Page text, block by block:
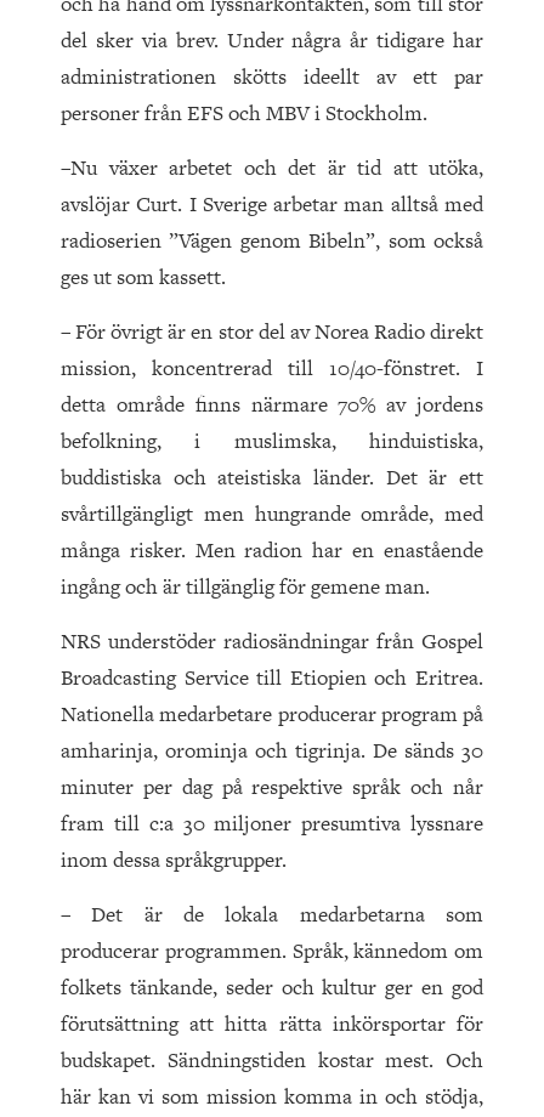
del sker via brev. Under några år tidigare har
administrationen skötts ideellt av ett par
personer från EFS och MBV i Stockholm.
–Nu växer arbetet och det är tid att utöka,
avslöjar Curt. I Sverige arbetar man alltså med
radioserien ”Vägen genom Bibeln”, som också
ges ut som kassett.
– För övrigt är en stor del av Norea Radio direkt
mission, koncentrerad till 10/40-fönstret. I
detta område finns närmare 70% av jordens
befolkning, i muslimska, hinduistiska,
buddistiska och ateistiska länder. Det är ett
svårtillgängligt men hungrande område, med
många risker. Men radion har en enastående
ingång och är tillgänglig för gemene man.
NRS understöder radiosändningar från Gospel
Broadcasting Service till Etiopien och Eritrea.
Nationella medarbetare producerar program på
amharinja, orominja och tigrinja. De sänds 30
minuter per dag på respektive språk och når
fram till c:a 30 miljoner presumtiva lyssnare
inom dessa språkgrupper.
– Det är de lokala medarbetarna som
producerar programmen. Språk, kännedom om
folkets tänkande, seder och kultur ger en god
förutsättning att hitta rätta inkörsportar för
budskapet. Sändningstiden kostar mest. Och
här kan vi som mission komma in och stödja,